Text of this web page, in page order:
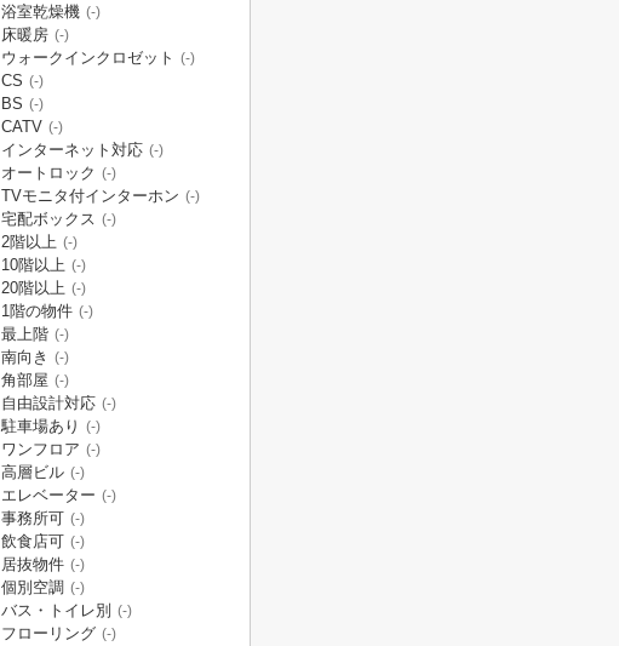
浴室乾燥機 (-)
床暖房 (-)
ウォークインクロゼット (-)
CS (-)
BS (-)
CATV (-)
インターネット対応 (-)
オートロック (-)
TVモニタ付インターホン (-)
宅配ボックス (-)
2階以上 (-)
10階以上 (-)
20階以上 (-)
1階の物件 (-)
最上階 (-)
南向き (-)
角部屋 (-)
自由設計対応 (-)
駐車場あり (-)
ワンフロア (-)
高層ビル (-)
エレベーター (-)
事務所可 (-)
飲食店可 (-)
居抜物件 (-)
個別空調 (-)
バス・トイレ別 (-)
フローリング (-)